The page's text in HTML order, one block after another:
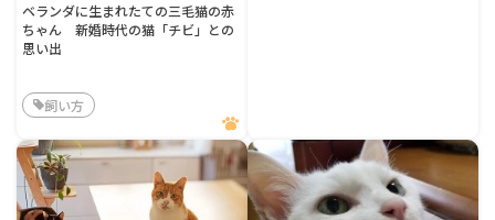
ベランダに生まれたての三毛猫の赤
ちゃん 新婚時代の猫「チビ」との
思い出
飼い方